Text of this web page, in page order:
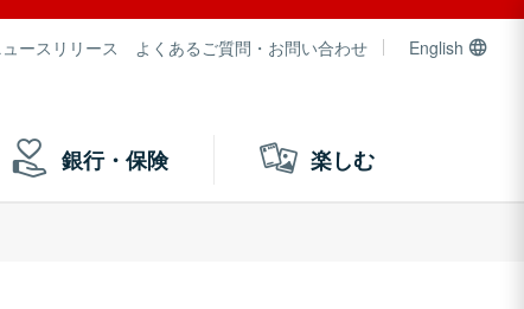
ュースリリース よくあるご質問・お問い合わせ English
銀行・保険 楽しむ